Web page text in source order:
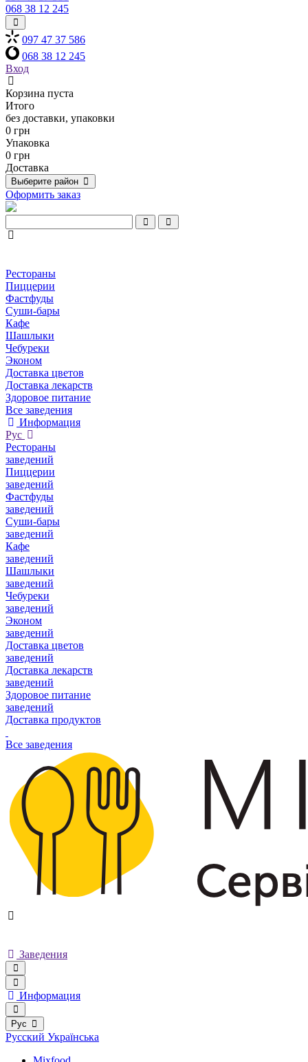
068 38 12 245
097 47 37 586
068 38 12 245
Вход
Корзина пуста
Итого
без доставки, упаковки
0 грн
Упаковка
0 грн
Доставка
Выберите район
Оформить заказ
Рестораны
Пиццерии
Фастфуды
Суши-бары
Кафе
Шашлыки
Чебуреки
Эконом
Доставка цветов
Доставка лекарств
Здоровое питание
Все заведения
Информация
Рус
Рестораны
заведений
Пиццерии
заведений
Фастфуды
заведений
Суши-бары
заведений
Кафе
заведений
Шашлыки
заведений
Чебуреки
заведений
Эконом
заведений
Доставка цветов
заведений
Доставка лекарств
заведений
Здоровое питание
заведений
Доставка продуктов
Все заведения
Заведения
Информация
Рус
Русский Українська